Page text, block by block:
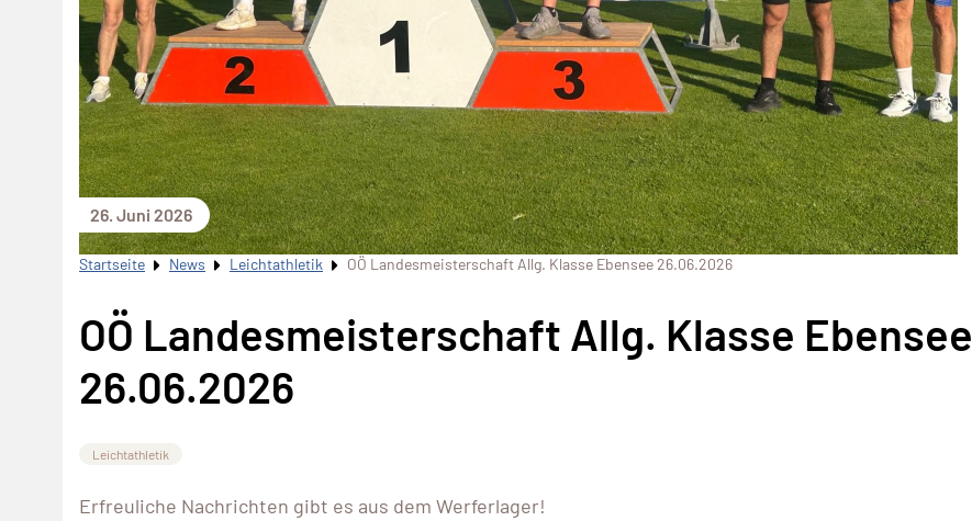
26. Juni 2026
Startseite News Leichtathletik OÖ Landesmeisterschaft Allg. Klasse Ebensee 26.06.2026
OÖ Landesmeisterschaft Allg. Klasse Ebensee
26.06.2026
Leichtathletik
Erfreuliche Nachrichten gibt es aus dem Werferlager!